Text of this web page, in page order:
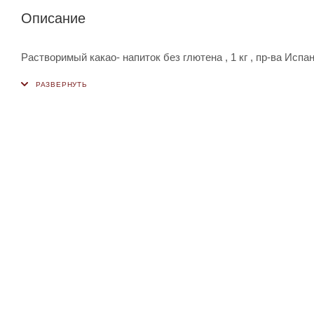
Описание
Растворимый какао- напиток без глютена , 1 кг , пр-ва